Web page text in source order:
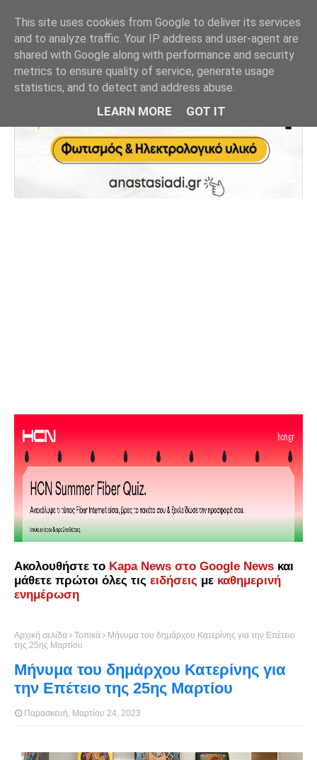
Ακολουθήστε το Kapa News στο Google News και
μάθετε πρώτοι όλες τις ειδήσεις με καθημερινή
ενημέρωση
Αρχική σελίδα Τοπικά
Μήνυμα του δημάρχου Κατερίνης για την Επέτειο
της 25ης Μαρτίου
Μήνυμα του δημάρχου Κατερίνης για
την Επέτειο της 25ης Μαρτίου
Παρασκευή, Μαρτίου 24, 2023
This site uses cookies from Google to deliver its services
and to analyze traffic. Your IP address and user-agent are
shared with Google along with performance and security
metrics to ensure quality of service, generate usage
statistics, and to detect and address abuse.
LEARN MORE GOT IT